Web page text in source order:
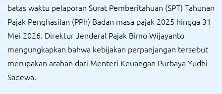
batas waktu pelaporan Surat Pemberitahuan (SPT) Tahunan
Pajak Penghasilan (PPh) Badan masa pajak 2025 hingga 31
Mei 2026. Direktur Jenderal Pajak Bimo Wijayanto
mengungkapkan bahwa kebijakan perpanjangan tersebut
merupakan arahan dari Menteri Keuangan Purbaya Yudhi
Sadewa.